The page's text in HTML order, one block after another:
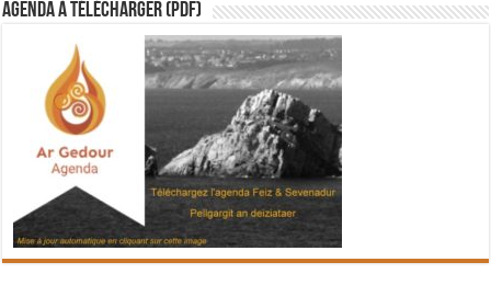
Agenda à télécharger (PDF)